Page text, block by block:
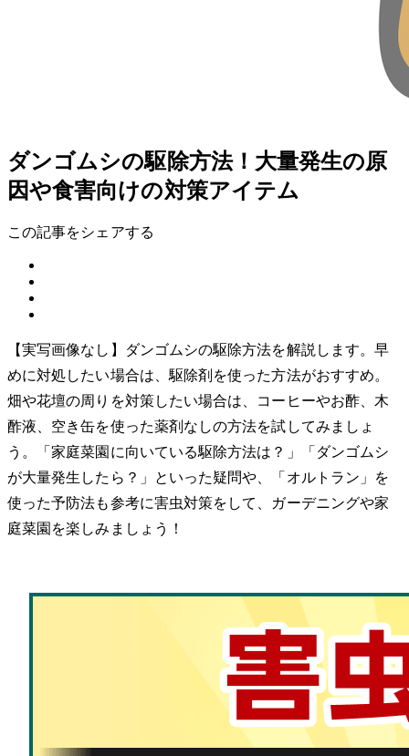
ダンゴムシの駆除方法！大量発生の原
因や食害向けの対策アイテム
この記事をシェアする
【実写画像なし】ダンゴムシの駆除方法を解説します。早
めに対処したい場合は、駆除剤を使った方法がおすすめ。
畑や花壇の周りを対策したい場合は、コーヒーやお酢、木
酢液、空き缶を使った薬剤なしの方法を試してみましょ
う。「家庭菜園に向いている駆除方法は？」「ダンゴムシ
が大量発生したら？」といった疑問や、「オルトラン」を
使った予防法も参考に害虫対策をして、ガーデニングや家
庭菜園を楽しみましょう！